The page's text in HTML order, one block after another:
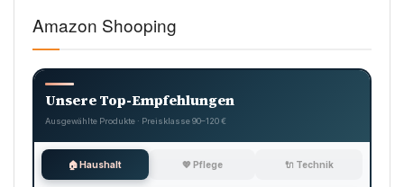
Amazon Shooping
Unsere Top-Empfehlungen
Ausgewählte Produkte · Preisklasse 90–120 €
🏠 Haushalt 💖 Pflege 🔌 Technik